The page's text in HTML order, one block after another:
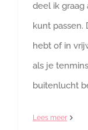
deel ik graag
kunt passen.
hebt of in
als je
buitenlucht
Lees meer